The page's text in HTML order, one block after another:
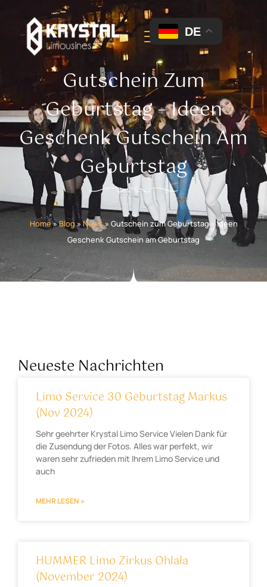
Gutschein Zum
Geburtstag – Ideen
Geschenk Gutschein Am
Geburtstag
Home»Blog»News» Gutschein zum Geburtstag – Ideen
Geschenk Gutschein am Geburtstag
Neueste Nachrichten
Limo Service 30 Geburtstag Markus
(Nov 2024)
Sehr geehrter Krystal Limo Service Vielen Dank für
die Zusendung der Fotos. Alles war perfekt, wir
waren sehr zufrieden mit Ihrem Limo Service und
auch
MEHR LESEN »
HUMMER Limo Zirkus Ohlala
(November 2024)
DE